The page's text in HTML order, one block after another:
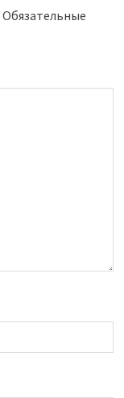
Обязательные